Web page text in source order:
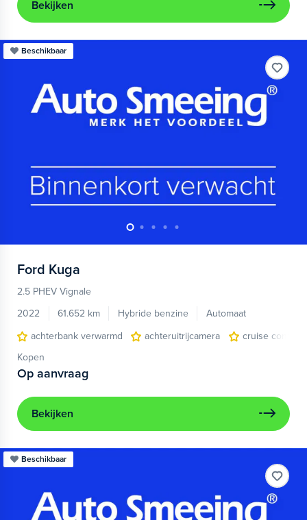
Bekijken
Beschikbaar
Ford Kuga
2.5 PHEV Vignale
2022
61.652 km Hybride benzine
Automaat
achterbank verwarmd
achteruitrijcamera
cruise control
Kopen
Op aanvraag
Bekijken
Beschikbaar